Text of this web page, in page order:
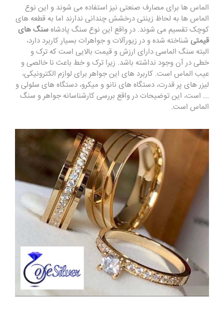
الماس ها برای مصارف صنعتی نیز استفاده می‌ شوند و این نوع
الماس ها به لحاظ زینتی درخشش چندانی ندارند اما به قطعه های
کوچک تقسیم می شوند. در واقع این نوع سنگ پادشاهسنگ های
قیمتی شناخته شده و در زیورآلات و جواهرات بسیار کاربرد دارد،
البته سنگ الماسی دارای ارزش و قیمت بالایی است که ترک و
خطی در آن وجود نداشته باشد. زیرا ترک و خط باعث نا خالصی و
عیب الماس است. کاربرد های این جواهر برای لوازم الکترونیکی،
لیزر های پر قدرت، دستگاه های نانو و میکرو، دستگاه های سلولی و
... است، این توضیحات در واقع بررسی کارشناسانه جواهر و سنگ
الماس است.